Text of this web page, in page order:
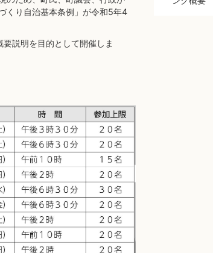
くり自治基本条例」が令和5年4
説明を目的として開催しま